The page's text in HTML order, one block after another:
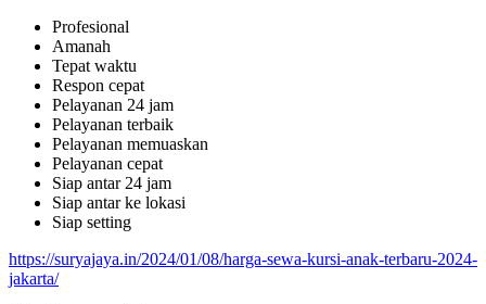
Profesional
Amanah
Tepat waktu
Respon cepat
Pelayanan 24 jam
Pelayanan terbaik
Pelayanan memuaskan
Pelayanan cepat
Siap antar 24 jam
Siap antar ke lokasi
Siap setting
https://suryajaya.in/2024/01/08/harga-sewa-kursi-anak-terbaru-2024-
jakarta/